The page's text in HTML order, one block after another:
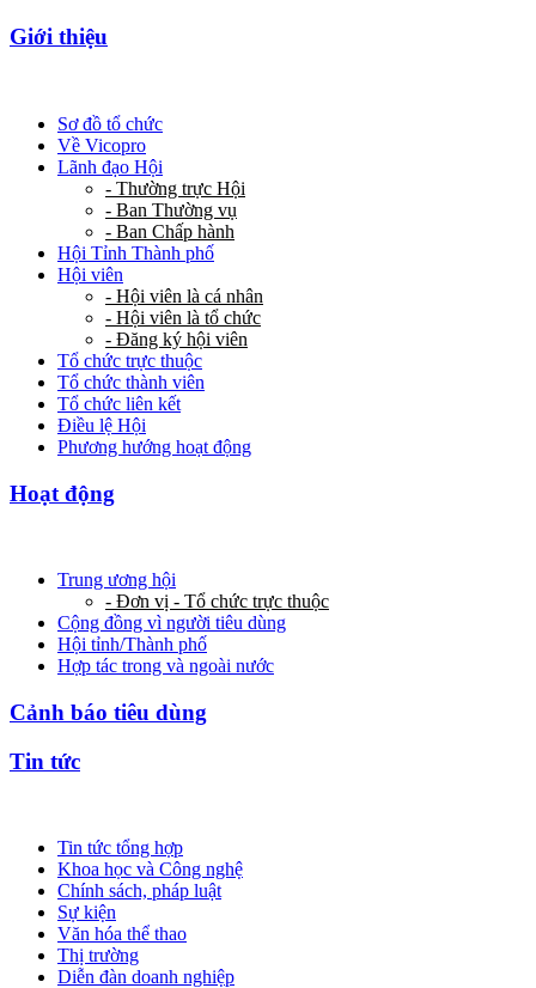
Giới thiệu
Sơ đồ tổ chức
Về Vicopro
Lãnh đạo Hội
- Thường trực Hội
- Ban Thường vụ
- Ban Chấp hành
Hội Tỉnh Thành phố
Hội viên
- Hội viên là cá nhân
- Hội viên là tổ chức
- Đăng ký hội viên
Tổ chức trực thuộc
Tổ chức thành viên
Tổ chức liên kết
Điều lệ Hội
Phương hướng hoạt động
Hoạt động
Trung ương hội
- Đơn vị - Tổ chức trực thuộc
Cộng đồng vì người tiêu dùng
Hội tỉnh/Thành phố
Hợp tác trong và ngoài nước
Cảnh báo tiêu dùng
Tin tức
Tin tức tổng hợp
Khoa học và Công nghệ
Chính sách, pháp luật
Sự kiện
Văn hóa thể thao
Thị trường
Diễn đàn doanh nghiệp